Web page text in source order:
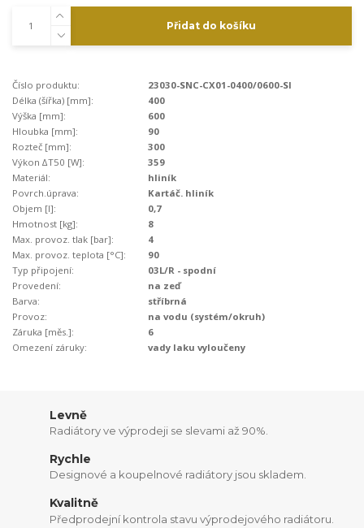
Přidat do košíku
Číslo produktu:
23030-SNC-CX01-0400/0600-SI
Délka (šířka) [mm]:
400
Výška [mm]:
600
Hloubka [mm]:
90
Rozteč [mm]:
300
Výkon ∆T50 [W]:
359
Materiál:
hliník
Povrch.úprava:
Kartáč. hliník
Objem [l]:
0,7
Hmotnost [kg]:
8
Max. provoz. tlak [bar]:
4
Max. provoz. teplota [°C]:
90
Typ připojení:
03L/R - spodní
Provedení:
na zeď
Barva:
stříbrná
Provoz:
na vodu (systém/okruh)
Záruka [měs.]:
6
Omezení záruky:
vady laku vyloučeny
Levně
Radiátory ve výprodeji se slevami až 90%.
Rychle
Designové a koupelnové radiátory jsou skladem.
Kvalitně
Předprodejní kontrola stavu výprodejového radiátoru.